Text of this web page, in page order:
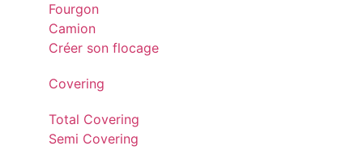
Fourgon
Camion
Créer son flocage
Covering
Total Covering
Semi Covering